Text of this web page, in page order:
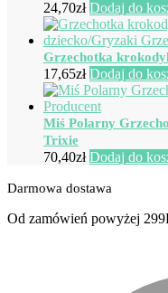
24,70zł Dodaj do
Grzechotka
17,65zł Dodaj do
Miś Polarny
Trixie
70,40zł Dodaj do
Darmowa dostawa
Od zamówień powyżej